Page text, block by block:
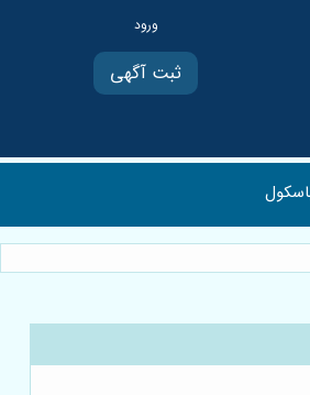
ثبت آگهی